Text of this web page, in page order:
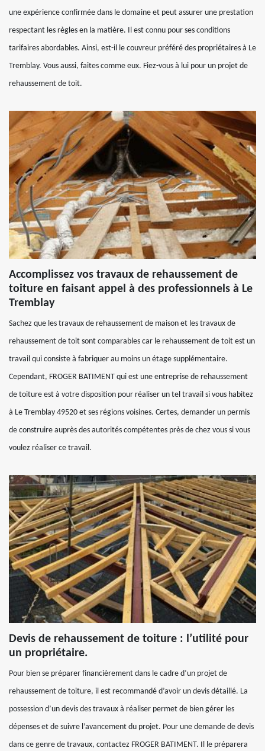
une expérience confirmée dans le domaine et peut assurer une prestation
respectant les règles en la matière. Il est connu pour ses conditions
tarifaires abordables. Ainsi, est-il le couvreur préféré des propriétaires à Le
Tremblay. Vous aussi, faites comme eux. Fiez-vous à lui pour un projet de
rehaussement de toit.
Accomplissez vos travaux de rehaussement de
toiture en faisant appel à des professionnels à Le
Tremblay
Sachez que les travaux de rehaussement de maison et les travaux de
rehaussement de toit sont comparables car le rehaussement de toit est un
travail qui consiste à fabriquer au moins un étage supplémentaire.
Cependant, FROGER BATIMENT qui est une entreprise de rehaussement
de toiture est à votre disposition pour réaliser un tel travail si vous habitez
à Le Tremblay 49520 et ses régions voisines. Certes, demander un permis
de construire auprès des autorités compétentes près de chez vous si vous
voulez réaliser ce travail.
Devis de rehaussement de toiture : l’utilité pour
un propriétaire.
Pour bien se préparer financièrement dans le cadre d’un projet de
rehaussement de toiture, il est recommandé d’avoir un devis détaillé. La
possession d’un devis des travaux à réaliser permet de bien gérer les
dépenses et de suivre l’avancement du projet. Pour une demande de devis
dans ce genre de travaux, contactez FROGER BATIMENT. Il le préparera